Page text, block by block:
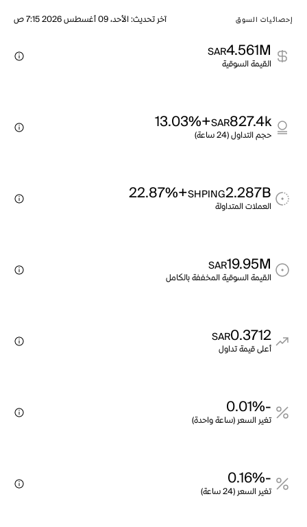
إحصائيات السوق آخر تحديث:الأحد، 09 أغسطس 2026 7:15 ص
4.561M
SAR
القيمة السوقية
827.4k
SAR
+13.03%
حجم التداول (24 ساعة)
2.287B
SHPING
+22.87%
العملات المتداولة
19.95M
SAR
القيمة السوقية المخففة بالكامل
0.3712
SAR
أعلى قيمة تداول
-0.01%
تغير السعر (ساعة واحدة)
-0.16%
تغير السعر (24 ساعة)